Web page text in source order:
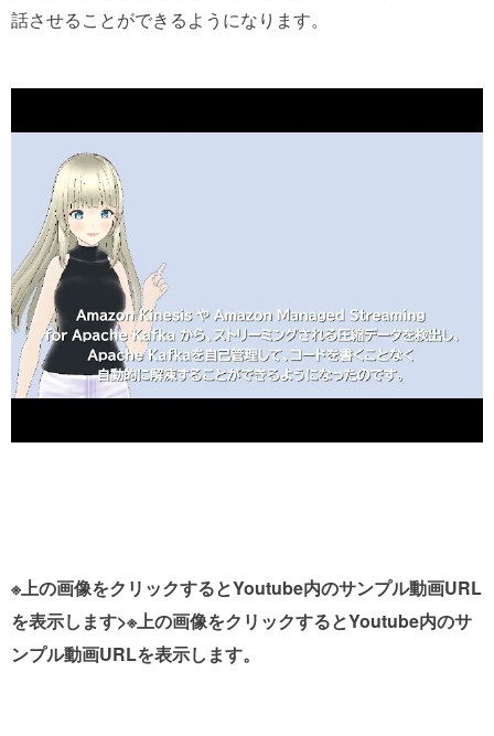
話させることができるようになります。
※上の画像をクリックするとYoutube内のサンプル動画URL
を表示します>※上の画像をクリックするとYoutube内のサ
ンプル動画URLを表示します。